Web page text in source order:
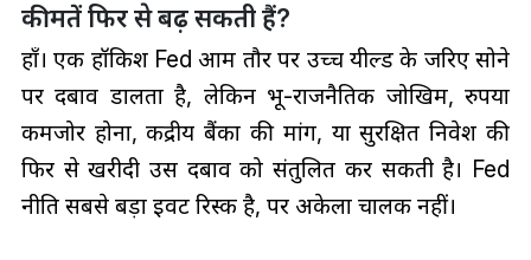
कीमतें फिर से बढ़ सकती हैं?
हाँ। एक हॉकिश Fed आम तौर पर उच्च यील्ड के जरिए सोने
पर दबाव डालता है, लेकिन भू-राजनैतिक जोखिम, रुपया
कमजोर होना, केंद्रीय बैंकों की मांग, या सुरक्षित निवेश की
फिर से खरीदी उस दबाव को संतुलित कर सकती है। Fed
नीति सबसे बड़ा इवेंट रिस्क है, पर अकेला चालक नहीं।